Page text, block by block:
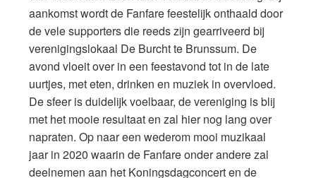
aankomst wordt de Fanfare feestelijk onthaald door
de vele supporters die reeds zijn gearriveerd bij
verenigingslokaal De Burcht te Brunssum. De
avond vloeit over in een feestavond tot in de late
uurtjes, met eten, drinken en muziek in overvloed.
De sfeer is duidelijk voelbaar, de vereniging is blij
met het mooie resultaat en zal hier nog lang over
napraten. Op naar een wederom mooi muzikaal
jaar in 2020 waarin de Fanfare onder andere zal
deelnemen aan het Koningsdagconcert en de